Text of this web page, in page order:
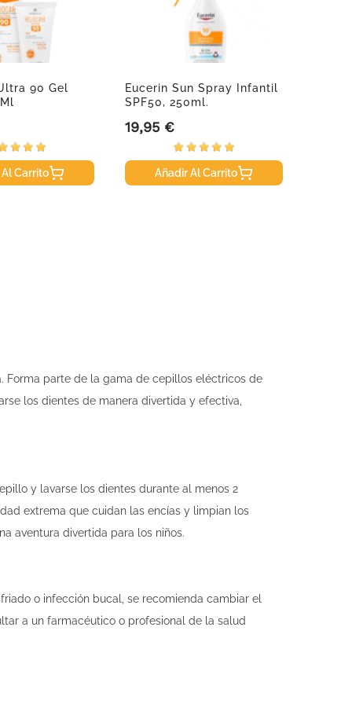
90 Gel
Carrito
Eucerin Sun Spray Infantil
SPF50, 250ml.
Precio
19,95 €
Añadir Al Carrito
Forma parte de la gama de cepillos eléctricos de
los dientes de manera divertida y efectiva,
y lavarse los dientes durante al menos 2
extrema que cuidan las encías y limpian los
aventura divertida para los niños.
o infección bucal, se recomienda cambiar el
a un farmacéutico o profesional de la salud